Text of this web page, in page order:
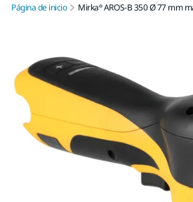
Página de inicio Mirka® AROS-B 350 Ø 77 mm